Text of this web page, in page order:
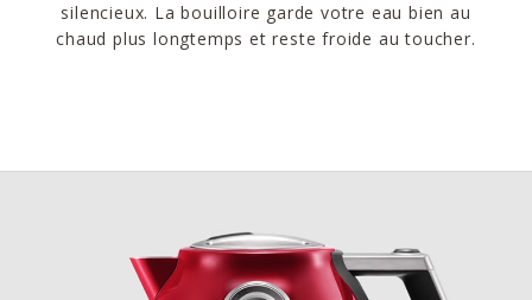
silencieux. La bouilloire garde votre eau bien au
chaud plus longtemps et reste froide au toucher.